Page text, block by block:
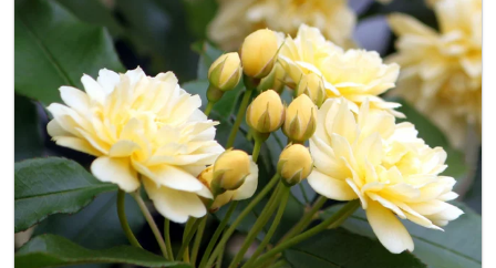
たい品種です。 ブドウ（葡萄、学名：Vi